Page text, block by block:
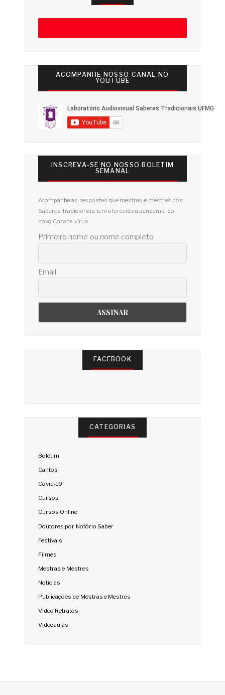
ACOMPANHE NOSSO CANAL NO
YOUTUBE
INSCREVA-SE NO NOSSO BOLETIM
SEMANAL
Acompanhe as respostas que mestras e mestres dos
Saberes Tradicionais tem oferecido à pandemia do
novo Corona vírus.
Primeiro nome ou nome completo
Email
FACEBOOK
CATEGORIAS
Boletim
Cantos
Covid-19
Cursos
Cursos Online
Doutores por Notório Saber
Festivais
Filmes
Mestras e Mestres
Noticias
Publicações de Mestras e Mestres
Video Retratos
Videoaulas